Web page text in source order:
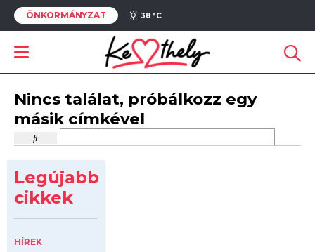
ÖNKORMÁNYZAT 38 °C
Nincs találat, próbálkozz egy
másik címkével
Legújabb
cikkek
HÍREK